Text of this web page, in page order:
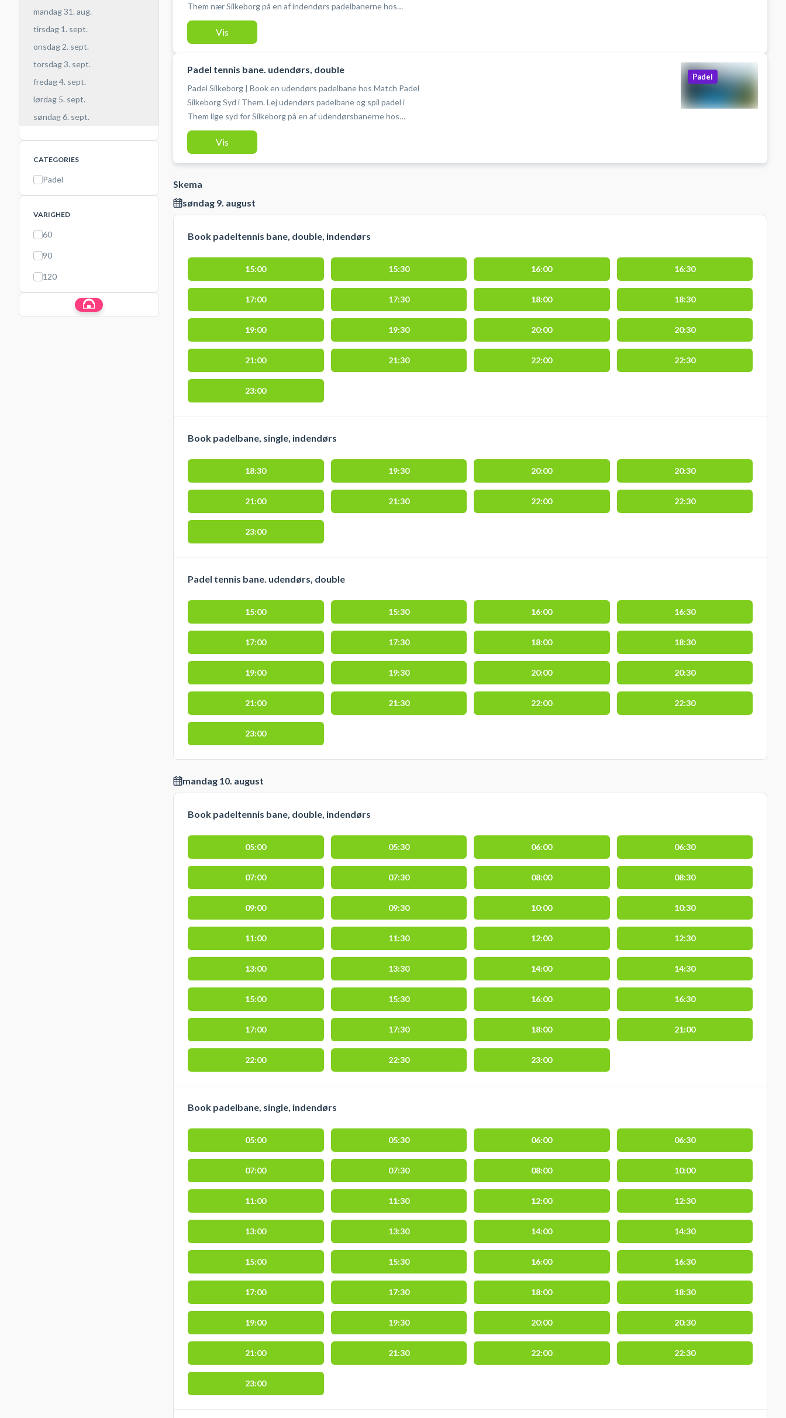
mandag 31. aug.
tirsdag 1. sept.
onsdag 2. sept.
torsdag 3. sept.
fredag 4. sept.
lørdag 5. sept.
søndag 6. sept.
CATEGORIES
Padel
VARIGHED
60
90
120
Them nær Silkeborg på en af indendørs padelbanerne hos
Match Padel i Them. Gratis låne bat og bolde kan købes i
padelcentret i Them. Gratis parkering ved booking af padel i
Vis
Padel tennis bane. udendørs, double
Padel Silkeborg | Book en udendørs padelbane hos Match Padel
Silkeborg Syd i Them. Lej udendørs padelbane og spil padel i
Them lige syd for Silkeborg på en af udendørsbanerne hos
Match Padel i Salten. Gratis låne bat og bolde kan købes i Match
Padel Salten. #Padle-Salten #Padel-tennis-Them #Padel-
Vis
Padel
Skema
søndag 9. august
Book padeltennis bane, double, indendørs
15:00 15:30 16:00 16:30
17:00 17:30 18:00 18:30
19:00 19:30 20:00 20:30
21:00 21:30 22:00 22:30
23:00
Book padelbane, single, indendørs
18:30 19:30 20:00 20:30
21:00 21:30 22:00 22:30
23:00
Padel tennis bane. udendørs, double
15:00 15:30 16:00 16:30
17:00 17:30 18:00 18:30
19:00 19:30 20:00 20:30
21:00 21:30 22:00 22:30
23:00
mandag 10. august
Book padeltennis bane, double, indendørs
05:00 05:30 06:00 06:30
07:00 07:30 08:00 08:30
09:00 09:30 10:00 10:30
11:00 11:30 12:00 12:30
13:00 13:30 14:00 14:30
15:00 15:30 16:00 16:30
17:00 17:30 18:00 21:00
22:00 22:30 23:00
Book padelbane, single, indendørs
05:00 05:30 06:00 06:30
07:00 07:30 08:00 10:00
11:00 11:30 12:00 12:30
13:00 13:30 14:00 14:30
15:00 15:30 16:00 16:30
17:00 17:30 18:00 18:30
19:00 19:30 20:00 20:30
21:00 21:30 22:00 22:30
23:00